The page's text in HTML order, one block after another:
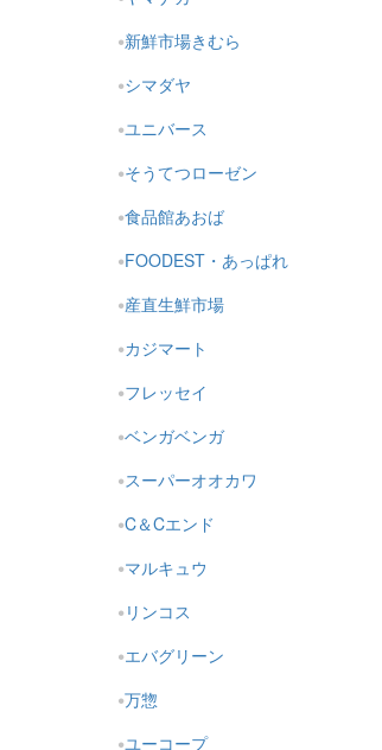
新鮮市場きむら
シマダヤ
ユニバース
そうてつローゼン
食品館あおば
FOODEST・あっぱれ
産直生鮮市場
カジマート
フレッセイ
ベンガベンガ
スーパーオオカワ
C＆Cエンド
マルキュウ
リンコス
エバグリーン
万惣
ユーコープ